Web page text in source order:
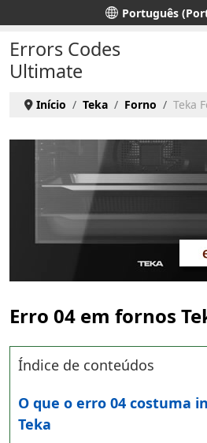
Escolha o seu idioma Português
Errors Codes
Ultimate
Início Teka Forno Teka
Erro 04 em fornos
Índice de conteúdos
O que o erro 04 costuma
Teka